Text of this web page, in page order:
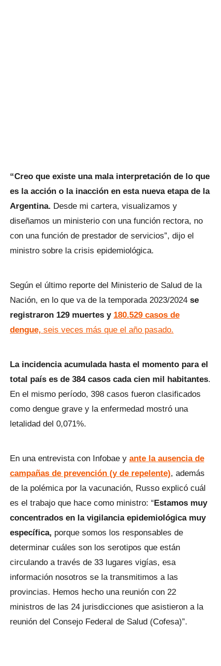
“Creo que existe una mala interpretación de lo que
es la acción o la inacción en esta nueva etapa de la
Argentina. Desde mi cartera, visualizamos y
diseñamos un ministerio con una función rectora, no
con una función de prestador de servicios”, dijo el
ministro sobre la crisis epidemiológica.
Según el último reporte del Ministerio de Salud de la
Nación, en lo que va de la temporada 2023/2024 se
registraron 129 muertes y 180.529 casos de
dengue, seis veces más que el año pasado.
La incidencia acumulada hasta el momento para el
total país es de 384 casos cada cien mil habitantes.
En el mismo período, 398 casos fueron clasificados
como dengue grave y la enfermedad mostró una
letalidad del 0,071%.
En una entrevista con Infobae y ante la ausencia de
campañas de prevención (y de repelente), además
de la polémica por la vacunación, Russo explicó cuál
es el trabajo que hace como ministro: “Estamos muy
concentrados en la vigilancia epidemiológica muy
específica, porque somos los responsables de
determinar cuáles son los serotipos que están
circulando a través de 33 lugares vigías, esa
información nosotros se la transmitimos a las
provincias. Hemos hecho una reunión con 22
ministros de las 24 jurisdicciones que asistieron a la
reunión del Consejo Federal de Salud (Cofesa)”.